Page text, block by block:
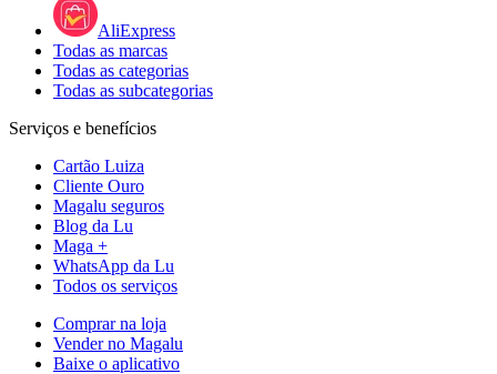
AliExpress
Todas as marcas
Todas as categorias
Todas as subcategorias
Serviços e benefícios
Cartão Luiza
Cliente Ouro
Magalu seguros
Blog da Lu
Maga +
WhatsApp da Lu
Todos os serviços
Comprar na loja
Vender no Magalu
Baixe o aplicativo